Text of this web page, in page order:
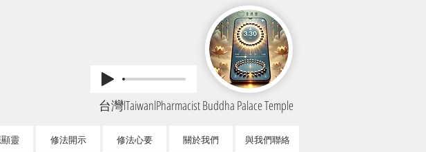
台灣lTaiwanlPharmacist Buddha Palace Temple
靈 修法開示 修法心要 關於我們 與我們聯絡